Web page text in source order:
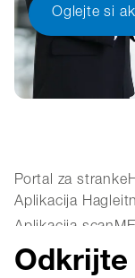
Oglejte si
Portal za stranke
Aplikacija
Aplikacija scanME